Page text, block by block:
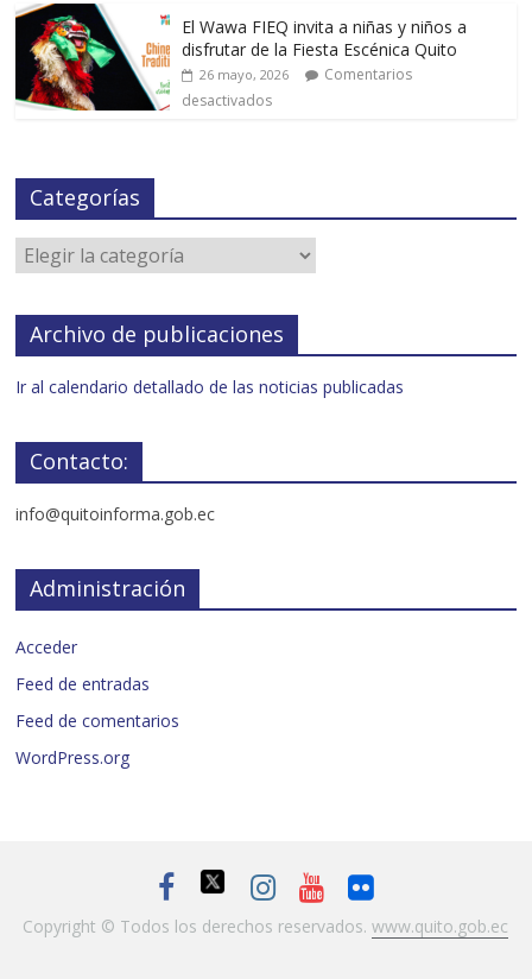
El Wawa FIEQ invita a niñas y niños a
disfrutar de la Fiesta Escénica Quito
26 mayo, 2026
Comentarios
desactivados
Categorías
Archivo de publicaciones
Ir al calendario detallado de las noticias publicadas
Contacto:
info@quitoinforma.gob.ec
Administración
Acceder
Feed de entradas
Feed de comentarios
WordPress.org
Copyright © Todos los derechos reservados.www.quito.gob.ec